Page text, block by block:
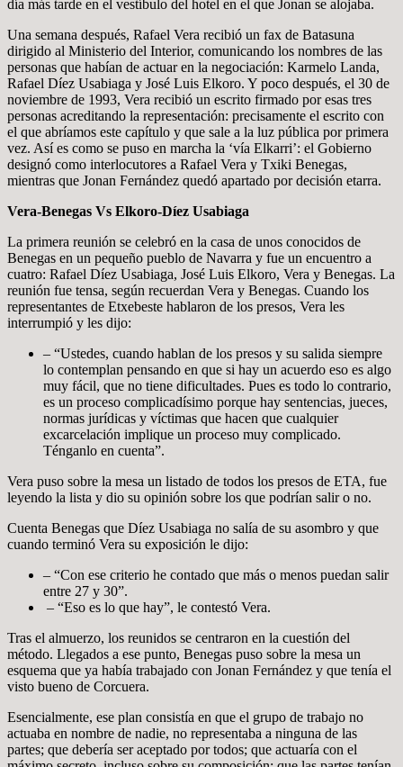
día más tarde en el vestíbulo del hotel en el que Jonan se alojaba.
Una semana después, Rafael Vera recibió un fax de Batasuna
dirigido al Ministerio del Interior, comunicando los nombres de las
personas que habían de actuar en la negociación: Karmelo Landa,
Rafael Díez Usabiaga y José Luis Elkoro. Y poco después, el 30 de
noviembre de 1993, Vera recibió un escrito firmado por esas tres
personas acreditando la representación: precisamente el escrito con
el que abríamos este capítulo y que sale a la luz pública por primera
vez. Así es como se puso en marcha la ‘vía Elkarri’: el Gobierno
designó como interlocutores a Rafael Vera y Txiki Benegas,
mientras que Jonan Fernández quedó apartado por decisión etarra.
Vera-Benegas Vs Elkoro-Díez Usabiaga
La primera reunión se celebró en la casa de unos conocidos de
Benegas en un pequeño pueblo de Navarra y fue un encuentro a
cuatro: Rafael Díez Usabiaga, José Luis Elkoro, Vera y Benegas. La
reunión fue tensa, según recuerdan Vera y Benegas. Cuando los
representantes de Etxebeste hablaron de los presos, Vera les
interrumpió y les dijo:
– “Ustedes, cuando hablan de los presos y su salida siempre
lo contemplan pensando en que si hay un acuerdo eso es algo
muy fácil, que no tiene dificultades. Pues es todo lo contrario,
es un proceso complicadísimo porque hay sentencias, jueces,
normas jurídicas y víctimas que hacen que cualquier
excarcelación implique un proceso muy complicado.
Ténganlo en cuenta”.
Vera puso sobre la mesa un listado de todos los presos de ETA, fue
leyendo la lista y dio su opinión sobre los que podrían salir o no.
Cuenta Benegas que Díez Usabiaga no salía de su asombro y que
cuando terminó Vera su exposición le dijo:
– “Con ese criterio he contado que más o menos puedan salir
entre 27 y 30”.
– “Eso es lo que hay”, le contestó Vera.
Tras el almuerzo, los reunidos se centraron en la cuestión del
método. Llegados a ese punto, Benegas puso sobre la mesa un
esquema que ya había trabajado con Jonan Fernández y que tenía el
visto bueno de Corcuera.
Esencialmente, ese plan consistía en que el grupo de trabajo no
actuaba en nombre de nadie, no representaba a ninguna de las
partes; que debería ser aceptado por todos; que actuaría con el